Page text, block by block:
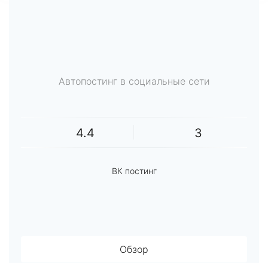
Автопостинг в социальные сети
4.4 3
ВК постинг
Обзор